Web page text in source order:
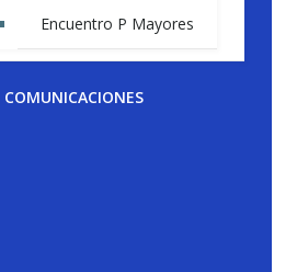
Encuentro P Mayores
COMUNICACIONES